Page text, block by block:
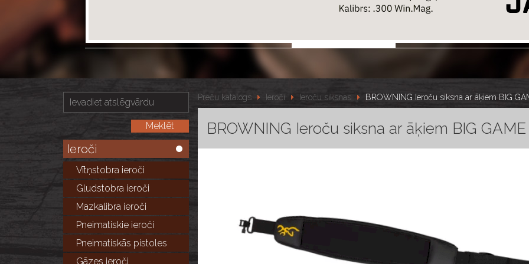
Ieroči
Vītņstobra ieroči
Gludstobra ieroči
Mazkalibra ieroči
Pneimatiskie ieroči
Pneimatiskās pistoles
Gāzes ieroči
Preču katalogs Ieroči Ieroču siksnas BROWNING Ieroču siksna ar āķiem BIG
BROWNING Ieroču siksna ar āķiem BIG GAME